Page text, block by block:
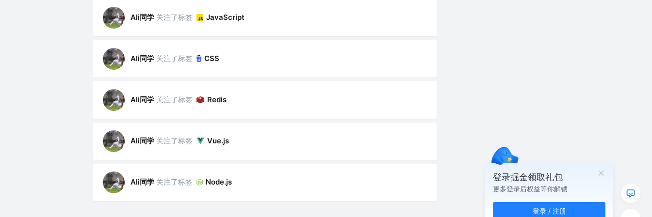
Ali同学 关注了标签 JavaScript
Ali同学 关注了标签 CSS
Ali同学 关注了标签 Redis
Ali同学 关注了标签 Vue.js
Ali同学 关注了标签 Node.js 登录掘金领取礼包
更多登录后权益等你解锁
登录 / 注册